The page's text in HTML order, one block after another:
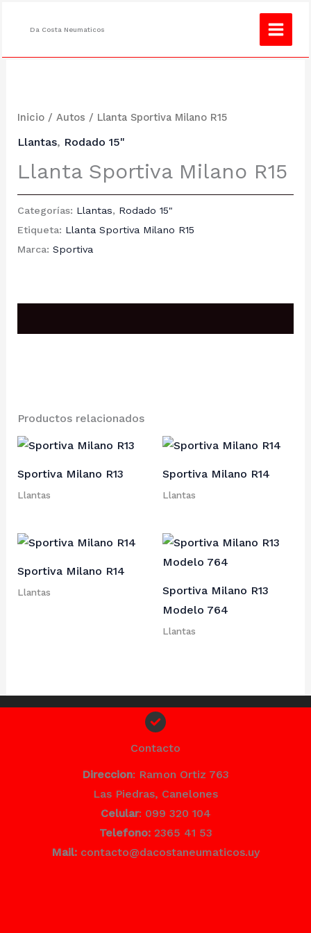
Da Costa Neumaticos
Inicio/ Autos / Llanta Sportiva Milano R15
Llantas, Rodado 15"
Llanta Sportiva Milano R15
Categorías: Llantas, Rodado 15"
Etiqueta: Llanta Sportiva Milano R15
Marca: Sportiva
Productos relacionados
Sportiva Milano R13
Llantas
Sportiva Milano R14
Llantas
Sportiva Milano R14
Llantas
Sportiva Milano R13
Modelo 764
Llantas
Contacto
Direccion: Ramon Ortiz 763
Las Piedras, Canelones
Celular: 099 320 104
Telefono:2365 41 53
Mail: contacto@dacostaneumaticos.uy
Consulta